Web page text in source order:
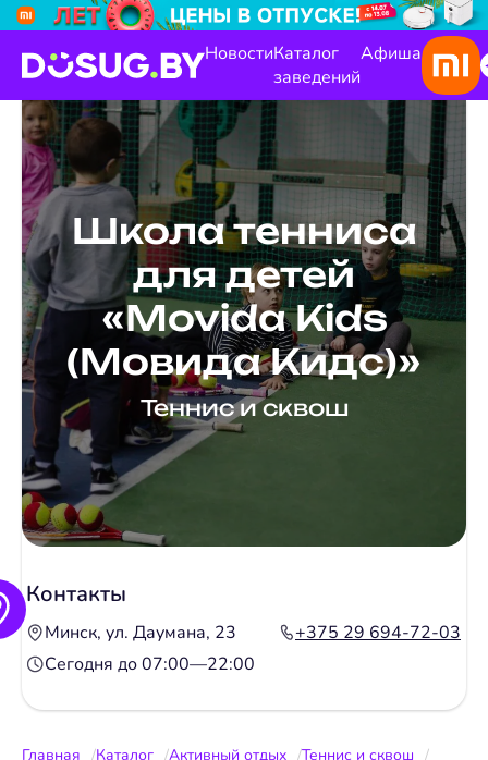
НовостиКаталог
заведений
Афиша
Школа тенниса
для детей
«Movida Kids
(Мовида Кидс)»
Теннис и сквош
Контакты
Минск, ул. Даумана, 23
+375 29 694-72-03
Сегодня до 07:00—22:00
Главная Каталог Активный отдых
Теннис и сквош